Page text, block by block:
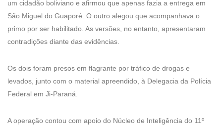
um cidadão boliviano e afirmou que apenas fazia a entrega em
São Miguel do Guaporé. O outro alegou que acompanhava o
primo por ser habilitado. As versões, no entanto, apresentaram
contradições diante das evidências.
Os dois foram presos em flagrante por tráfico de drogas e
levados, junto com o material apreendido, à Delegacia da Polícia
Federal em Ji-Paraná.
A operação contou com apoio do Núcleo de Inteligência do 11º